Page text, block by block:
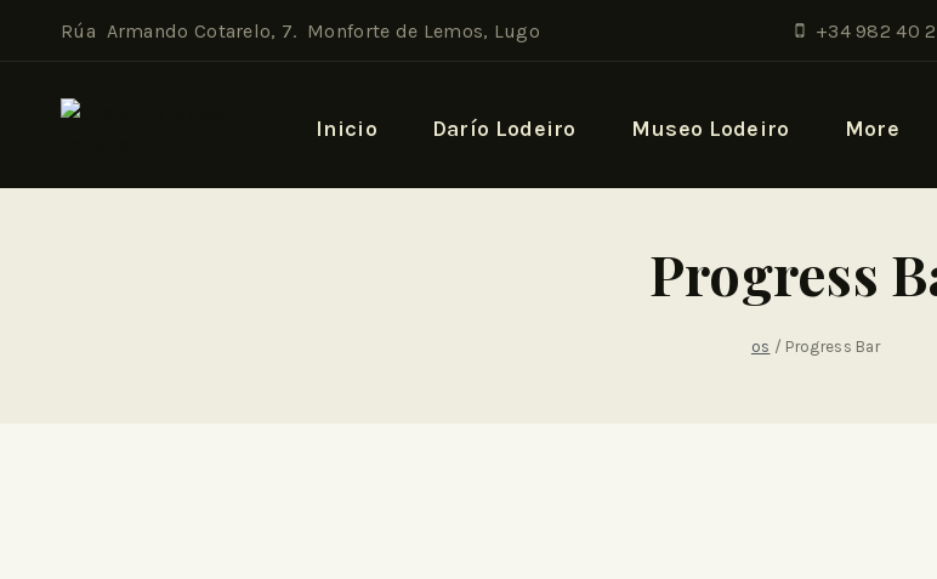
Rúa Armando Cotarelo, 7. Monforte de Lemos, Lugo +34 982 40
Inicio Darío Lodeiro Museo Lodeiro More
Progress
os / Progress Bar